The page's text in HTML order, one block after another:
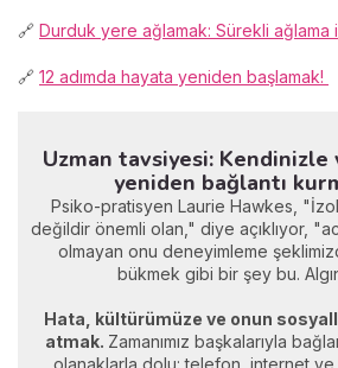
🔗 Durduk yere ağlamak: Sürekli ağlama
🔗 12 adımda hayata yeniden başlamak!
Uzman tavsiyesi: Kendinizle
yeniden bağlantı
Psiko-pratisyen Laurie Hawkes,
değildir önemli olan," diye açıklıyor,
olmayan onu deneyimleme
bükmek gibi bir şey bu.
Hata, kültürümüze ve onun
atmak. Zamanımız başkalarıyla
olanaklarla dolu: telefon, internet ve